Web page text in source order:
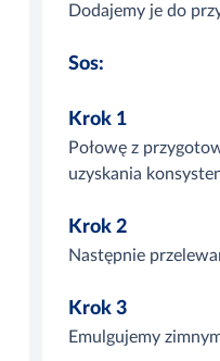
Dodajemy je do
Sos:
Krok 1
Połowę z
uzyskania
Krok 2
Następnie
Krok 3
Emulgujemy